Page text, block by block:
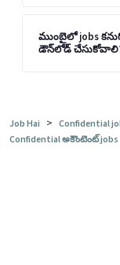
ముంబైలో jobs
డౌన్‌లోడ్
Job Hai > Confidential
Confidential అకౌంటెంట్ jobs